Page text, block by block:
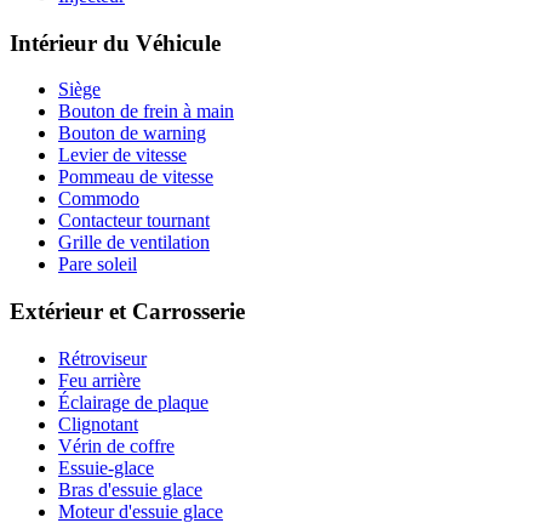
Intérieur du Véhicule
Siège
Bouton de frein à main
Bouton de warning
Levier de vitesse
Pommeau de vitesse
Commodo
Contacteur tournant
Grille de ventilation
Pare soleil
Extérieur et Carrosserie
Rétroviseur
Feu arrière
Éclairage de plaque
Clignotant
Vérin de coffre
Essuie-glace
Bras d'essuie glace
Moteur d'essuie glace